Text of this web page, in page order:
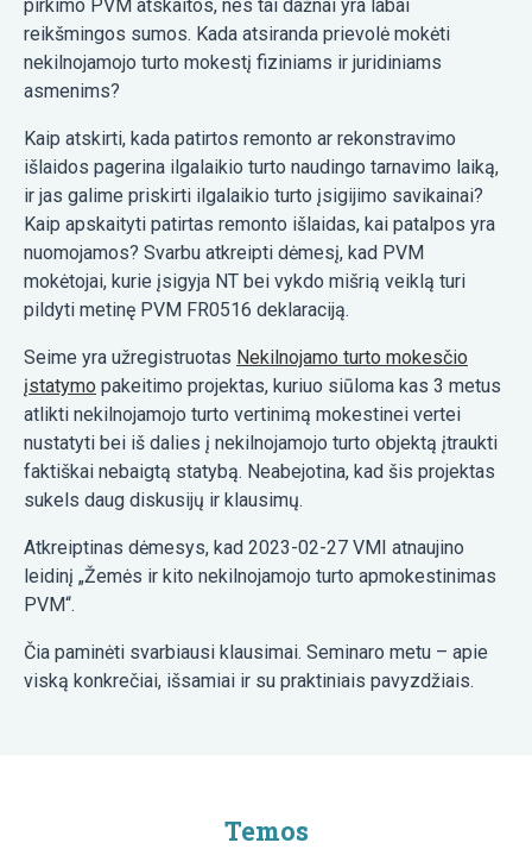
pirkimo PVM atskaitos, nes tai dažnai yra labai
reikšmingos sumos. Kada atsiranda prievolė mokėti
nekilnojamojo turto mokestį fiziniams ir juridiniams
asmenims?
Kaip atskirti, kada patirtos remonto ar rekonstravimo
išlaidos pagerina ilgalaikio turto naudingo tarnavimo laiką,
ir jas galime priskirti ilgalaikio turto įsigijimo savikainai?
Kaip apskaityti patirtas remonto išlaidas, kai patalpos yra
nuomojamos? Svarbu atkreipti dėmesį, kad PVM
mokėtojai, kurie įsigyja NT bei vykdo mišrią veiklą turi
pildyti metinę PVM FR0516 deklaraciją.
Seime yra užregistruotas Nekilnojamo turto mokesčio
įstatymo pakeitimo projektas, kuriuo siūloma kas 3 metus
atlikti nekilnojamojo turto vertinimą mokestinei vertei
nustatyti bei iš dalies į nekilnojamojo turto objektą įtraukti
faktiškai nebaigtą statybą. Neabejotina, kad šis projektas
sukels daug diskusijų ir klausimų.
Atkreiptinas dėmesys, kad 2023-02-27 VMI atnaujino
leidinį „Žemės ir kito nekilnojamojo turto apmokestinimas
PVM“.
Čia paminėti svarbiausi klausimai. Seminaro metu – apie
viską konkrečiai, išsamiai ir su praktiniais pavyzdžiais.
Temos